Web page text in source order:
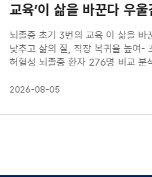
교육’이 삶을 바꾼다 우울
낮추고 삶의 질, 직장
뇌졸중 초기 3번의 교육 이 삶을 바꾼다 우울감
낮추고 삶의 질, 직장 복귀율 높여-
허혈성 뇌졸중 환자 276명 비교 분
2026-08-05